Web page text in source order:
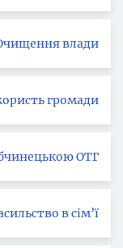
влади
громади
ОТГ
в сім’ї